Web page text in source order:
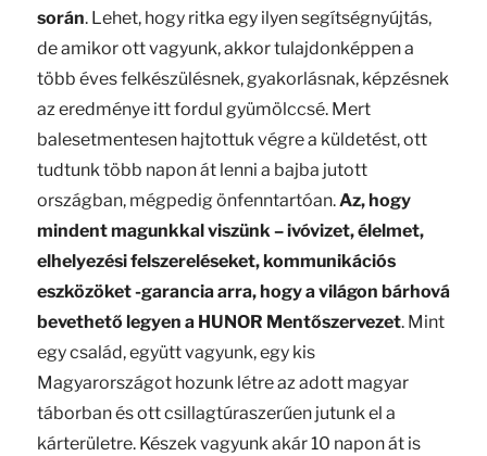
során. Lehet, hogy ritka egy ilyen segítségnyújtás,
de amikor ott vagyunk, akkor tulajdonképpen a
több éves felkészülésnek, gyakorlásnak, képzésnek
az eredménye itt fordul gyümölccsé. Mert
balesetmentesen hajtottuk végre a küldetést, ott
tudtunk több napon át lenni a bajba jutott
országban, mégpedig önfenntartóan.Az, hogy
mindent magunkkal viszünk – ivóvizet, élelmet,
elhelyezési felszereléseket, kommunikációs
eszközöket -garancia arra, hogy a világon bárhová
bevethető legyen a HUNOR Mentőszervezet. Mint
egy család, együtt vagyunk, egy kis
Magyarországot hozunk létre az adott magyar
táborban és ott csillagtúraszerűen jutunk el a
kárterületre. Készek vagyunk akár 10 napon át is